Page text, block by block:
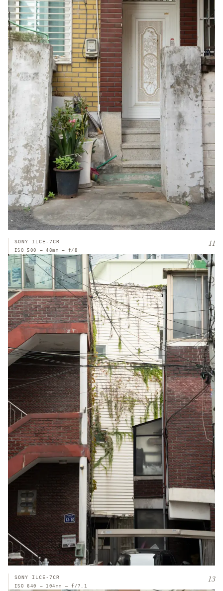
SONY ILCE-7CR
ISO 500 — 48mm — f/8
11
SONY ILCE-7CR
ISO 640 — 104mm — f/7.1
13